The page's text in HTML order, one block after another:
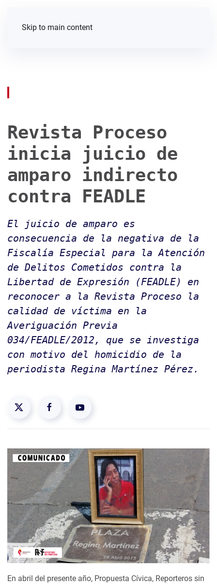
Skip to main content
Revista Proceso
inicia juicio de
amparo indirecto
contra FEADLE
El juicio de amparo es
consecuencia de la negativa de la
Fiscalía Especial para la Atención
de Delitos Cometidos contra la
Libertad de Expresión (FEADLE) en
reconocer a la Revista Proceso la
calidad de víctima en la
Averiguación Previa
034/FEADLE/2012, que se investiga
con motivo del homicidio de la
periodista Regina Martínez Pérez.
En abril del presente año, Propuesta Cívica, Reporteros sin